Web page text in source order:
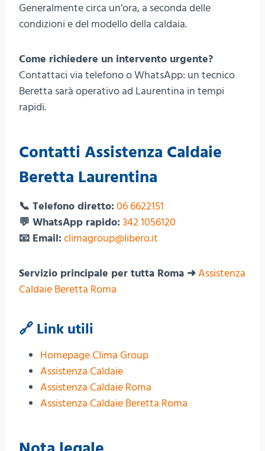
Generalmente circa un’ora, a seconda delle
condizioni e del modello della caldaia.
Come richiedere un intervento urgente?
Contattaci via telefono o WhatsApp: un tecnico
Beretta sarà operativo ad Laurentina in tempi
rapidi.
Contatti Assistenza Caldaie
Beretta Laurentina
📞 Telefono diretto: 06 6622151
💬 WhatsApp rapido: 342 1056120
📧 Email: climagroup@libero.it
Servizio principale per tutta Roma ➜Assistenza
Caldaie Beretta Roma
🔗 Link utili
Homepage Clima Group
Assistenza Caldaie
Assistenza Caldaie Roma
Assistenza Caldaie Beretta Roma